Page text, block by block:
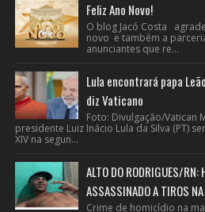
Feliz Ano Novo!
O blog Jacó Costa
novo e também a
anunciantes que re...
Lula encontrará papa
diz Vaticano
Foto: Divulgação/Vatican
presidente Luiz Inácio Lula da Silva (PT)
XIV na segun...
ALTO DO RODRIGUES/RN:
ASSASSINADO A TIROS
Crime de homicídio na